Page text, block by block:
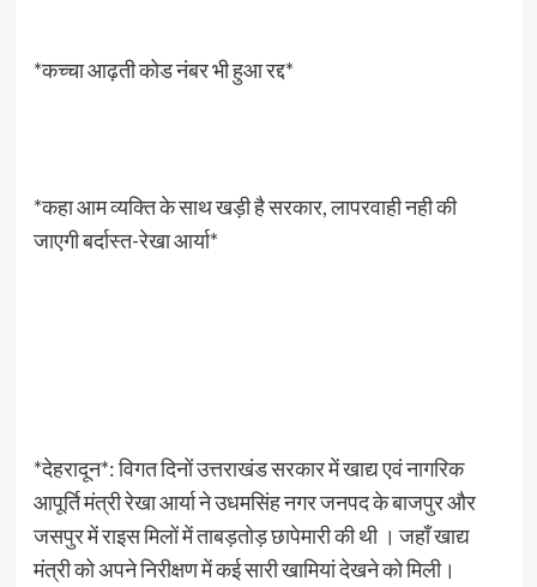
*कच्चा आढ़ती कोड नंबर भी हुआ रद्द*
*कहा आम व्यक्ति के साथ खड़ी है सरकार, लापरवाही नही की
जाएगी बर्दास्त-रेखा आर्या*
*देहरादून*: विगत दिनों उत्तराखंड सरकार में खाद्य एवं नागरिक
आपूर्ति मंत्री रेखा आर्या ने उधमसिंह नगर जनपद के बाजपुर और
जसपुर में राइस मिलों में ताबड़तोड़ छापेमारी की थी । जहाँ खाद्य
मंत्री को अपने निरीक्षण में कई सारी खामियां देखने को मिली।